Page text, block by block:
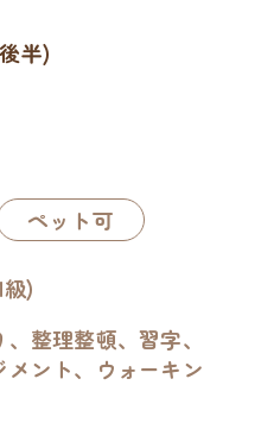
半)
ペット可
)
整理整頓、習字、
メント、ウォーキン